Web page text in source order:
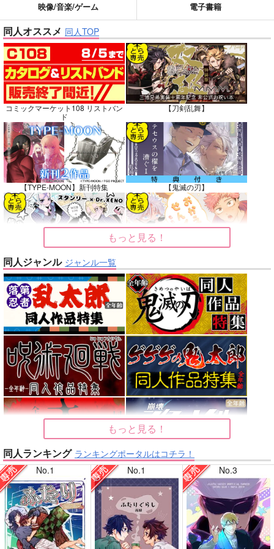
ポイント付与・管理体制改定のお知らせ（2024.11.20 掲載）
全てのお知らせを見る
映像/音楽/ゲーム 電子書籍
同人オススメ 同人TOP
コミックマーケット108 リストバン
ド
【刀剣乱舞】
【TYPE-MOON】新刊特集 【鬼滅の刃】
【Dr.STONE】
【オリジナル】 【東京卍リベンジャーズ】
【刀剣乱舞】 【僕のヒーローアカデミア】
【僕のヒーローアカデミア】 【鬼滅の刃】
【原神】 【ゲゲゲの鬼太郎】
もっと見る！
同人ジャンル ジャンル一覧
もっと見る！
同人ランキング ランキングポータルはコチラ！
No.1
No.1 No.3